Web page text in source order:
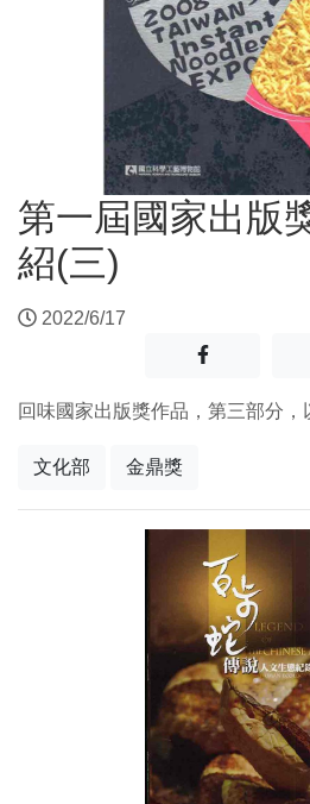
第一屆國家出版
紹(三)
2022/6/17
分享至
回味國家出版獎作品，第三部分，
文化部 金鼎獎